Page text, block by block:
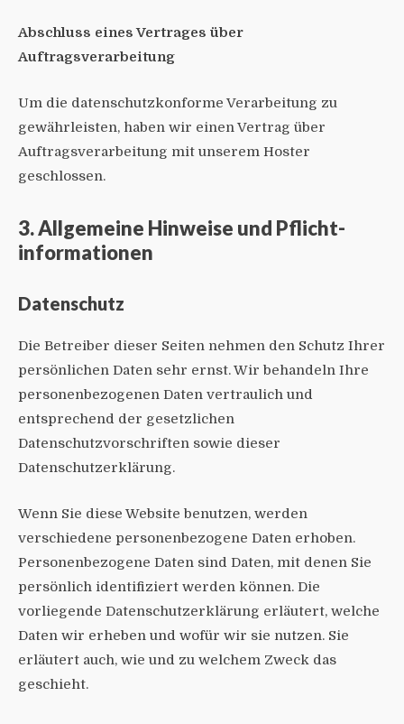
Abschluss eines Vertrages über
Auftragsverarbeitung
Um die datenschutzkonforme Verarbeitung zu
gewährleisten, haben wir einen Vertrag über
Auftragsverarbeitung mit unserem Hoster
geschlossen.
3. Allgemeine Hinweise und Pflicht­
informationen
Datenschutz
Die Betreiber dieser Seiten nehmen den Schutz Ihrer
persönlichen Daten sehr ernst. Wir behandeln Ihre
personenbezogenen Daten vertraulich und
entsprechend der gesetzlichen
Datenschutzvorschriften sowie dieser
Datenschutzerklärung.
Wenn Sie diese Website benutzen, werden
verschiedene personenbezogene Daten erhoben.
Personenbezogene Daten sind Daten, mit denen Sie
persönlich identifiziert werden können. Die
vorliegende Datenschutzerklärung erläutert, welche
Daten wir erheben und wofür wir sie nutzen. Sie
erläutert auch, wie und zu welchem Zweck das
geschieht.